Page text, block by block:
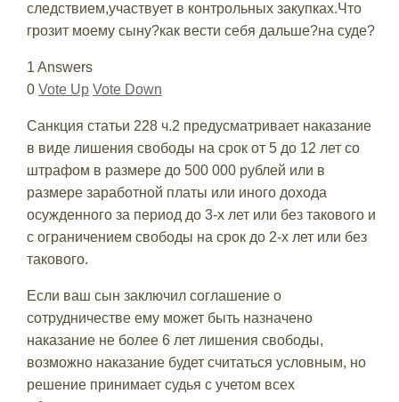
следствием,участвует в контрольных закупках.Что
грозит моему сыну?как вести себя дальше?на суде?
1 Answers
0 Vote Up Vote Down
Санкция статьи 228 ч.2 предусматривает наказание
в виде лишения свободы на срок от 5 до 12 лет со
штрафом в размере до 500 000 рублей или в
размере заработной платы или иного дохода
осужденного за период до 3-х лет или без такового и
с ограничением свободы на срок до 2-х лет или без
такового.
Если ваш сын заключил соглашение о
сотрудничестве ему может быть назначено
наказание не более 6 лет лишения свободы,
возможно наказание будет считаться условным, но
решение принимает судья с учетом всех